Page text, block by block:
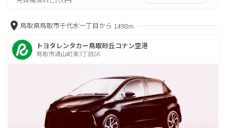
鳥取県鳥取市千代水一丁目から 1498m
トヨタレンタカー鳥取砂丘コナン空港
鳥取市湖山町東3丁目86